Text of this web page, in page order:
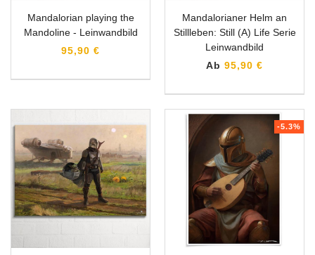
Mandalorian playing the
Mandoline - Leinwandbild
95,90 €
Mandalorianer Helm an
Stillleben: Still (A) Life Serie
Leinwandbild
Ab 95,90 €
-5.3%